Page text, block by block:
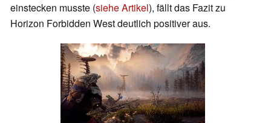
einstecken musste (siehe Artikel), fällt das Fazit zu
Horizon Forbidden West deutlich positiver aus.